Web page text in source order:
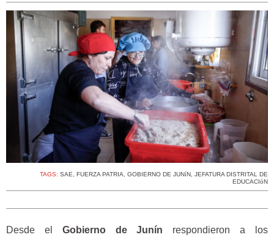
TAGS: SAE, FUERZA PATRIA, GOBIERNO DE JUNíN, JEFATURA DISTRITAL DE
EDUCACIóN
Desde el Gobierno de Junín respondieron a los